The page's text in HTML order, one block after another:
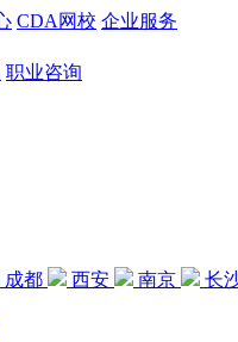
CDA网校 企业服务
职业咨询
成都 西安 南京 长